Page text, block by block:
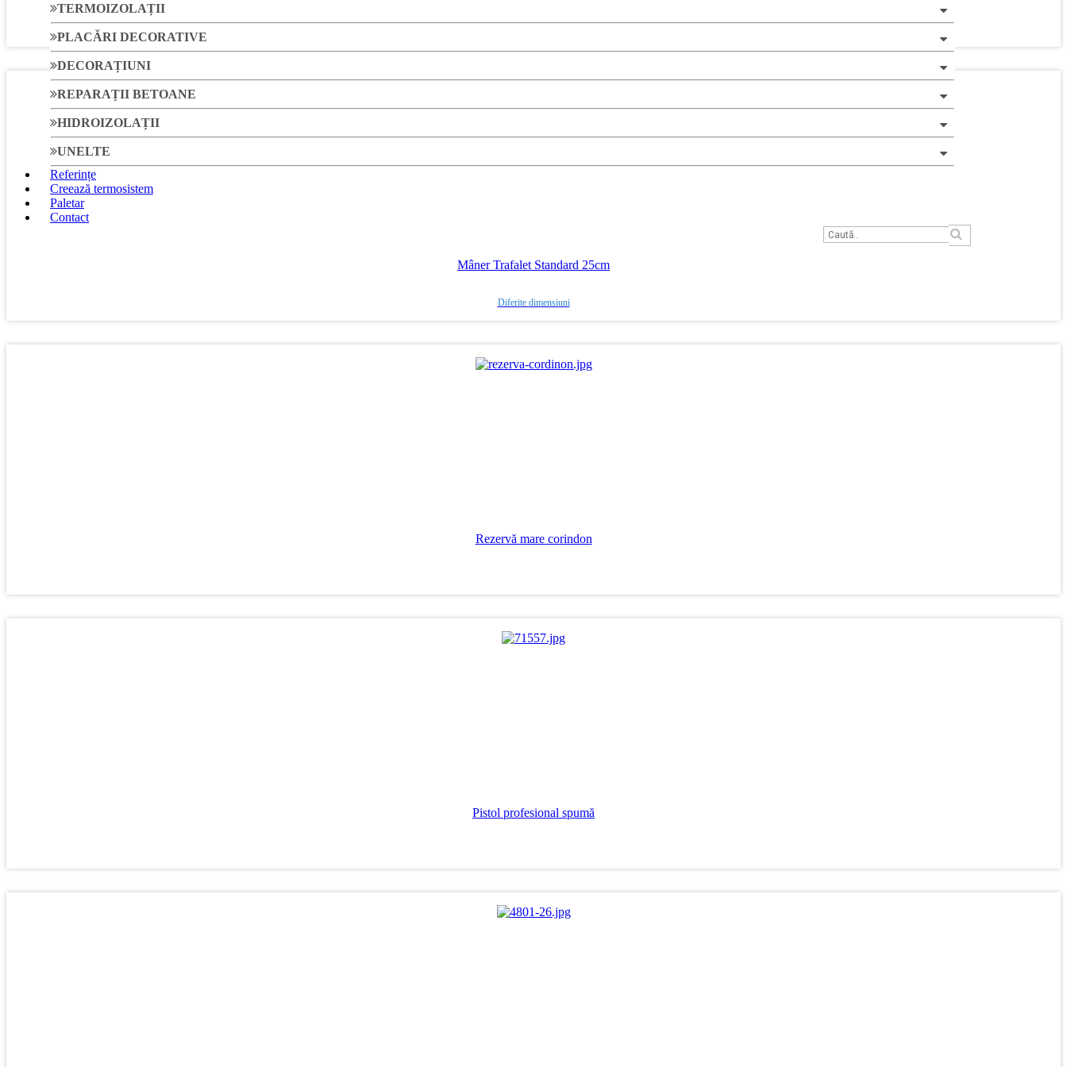
TERMOIZOLAȚII
PLACĂRI DECORATIVE
DECORAȚIUNI
REPARAȚII BETOANE
HIDROIZOLAȚII
UNELTE
Referințe
Creează termosistem
Paletar
Contact
Mâner Trafalet Standard 25cm
Diferite dimensiuni
Rezervă mare corindon
Pistol profesional spumă